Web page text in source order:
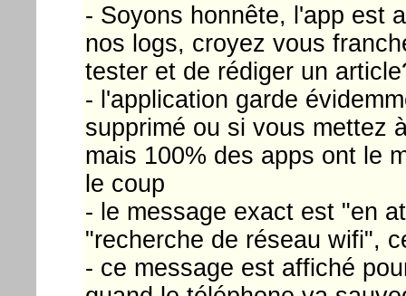
- Soyons honnête, l'app est
nos logs, croyez vous
tester et de rédiger un
- l'application garde
supprimé ou si vous mettez
mais 100% des apps ont le
le coup
- le message exact est "en
"recherche de réseau wifi",
- ce message est affiché